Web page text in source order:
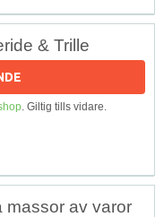
& Trille
. Giltig tills vidare.
massor av varor